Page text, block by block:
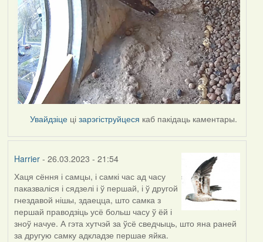
Увайдзіце цізарэгіструйцеся каб пакідаць каментары.
Harrier- 26.03.2023 - 21:54
Хаця сёння і самцы, і самкі час ад часу
паказваліся і сядзелі і ў першай, і ў другой
гнездавой нішы, здаецца, што самка з
першай праводзіць усё больш часу ў ёй і
зноў начуе. А гэта хутчэй за ўсё сведчыць, што яна раней
за другую самку адкладзе першае яйка.